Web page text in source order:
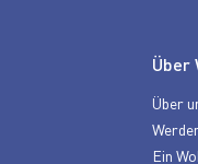
Über
Über
Ein